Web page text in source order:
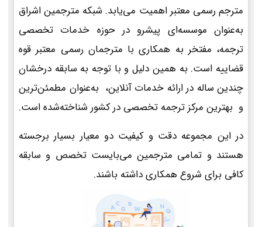
مترجم رسمی معتبر اهمیت می‌یابد. شبکه مترجمین اشراق
به‌عنوان موسسه‌ای پیشرو در حوزه خدمات تخصصی
ترجمه، مفتخر به همکاری با مترجمان رسمی معتبر قوه
قضاییه است. به همین دلیل و با توجه به سابقه درخشان
چندین ساله در ارائه خدمات آنلاین، به‌عنوان مطمئن‌ترین
و بهترین مرکز ترجمه تخصصی در کشور شناخته‌شده است.
در این مجموعه دقت و کیفیت دو معیار بسیار برجسته
هستند و تمامی مترجمین می‌بایست تخصص و سابقه
کافی برای شروع همکاری داشته باشند.